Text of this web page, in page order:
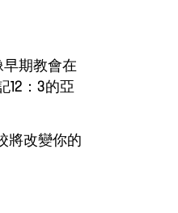
期教會在
12：3的亞
將改變你的